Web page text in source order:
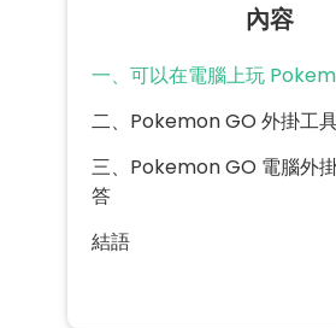
內容
一、可以在電腦上玩
二、Pokemon GO 外掛工
三、Pokemon GO 電腦外
答
結語